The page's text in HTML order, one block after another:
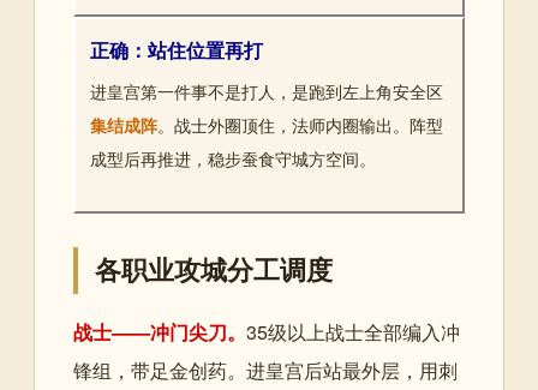
正确：站住位置再打
进皇宫第一件事不是打人，是跑到左上角安全区
集结成阵。战士外圈顶住，法师内圈输出。阵型
成型后再推进，稳步蚕食守城方空间。
各职业攻城分工调度
战士——冲门尖刀。 35级以上战士全部编入冲
锋组，带足金创药。进皇宫后站最外层，用刺